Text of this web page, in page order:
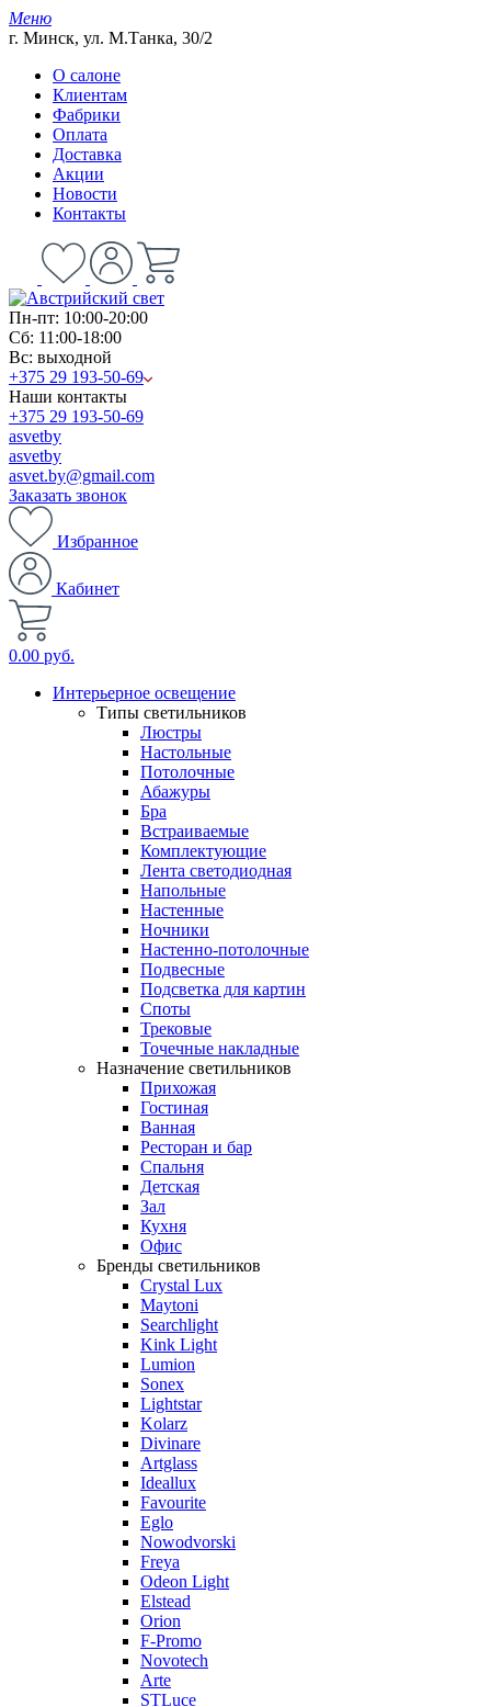
Меню
г. Минск, ул. М.Танка, 30/2
О салоне
Клиентам
Фабрики
Оплата
Доставка
Акции
Новости
Контакты
Пн-пт: 10:00-20:00
Сб: 11:00-18:00
Вс: выходной
+375 29 193-50-69
Наши контакты
+375 29 193-50-69
asvetby
asvetby
asvet.by@gmail.com
Заказать звонок
Избранное
Кабинет
0.00 руб.
Интерьерное освещение
Типы светильников
Люстры
Настольные
Потолочные
Абажуры
Бра
Встраиваемые
Комплектующие
Лента светодиодная
Напольные
Настенные
Ночники
Настенно-потолочные
Подвесные
Подсветка для картин
Споты
Трековые
Точечные накладные
Назначение светильников
Прихожая
Гостиная
Ванная
Ресторан и бар
Спальня
Детская
Зал
Кухня
Офис
Бренды светильников
Crystal Lux
Maytoni
Searchlight
Kink Light
Lumion
Sonex
Lightstar
Kolarz
Divinare
Artglass
Ideallux
Favourite
Eglo
Nowodvorski
Freya
Odeon Light
Elstead
Orion
F-Promo
Novotech
Arte
STLuce